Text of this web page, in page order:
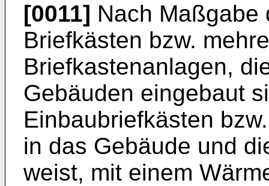
[0011] Nach Maßgabe
Briefkästen bzw.
Briefkastenanlagen,
Gebäuden eingebaut
Einbaubriefkästen
in das Gebäude und
weist, mit einem